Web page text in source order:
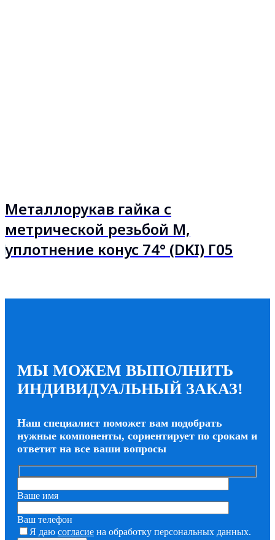
Металлорукав гайка с
метрической резьбой М,
уплотнение конус 74° (DKI) Г05
МЫ МОЖЕМ ВЫПОЛНИТЬ
ИНДИВИДУАЛЬНЫЙ ЗАКАЗ!
Наш специалист поможет вам подобрать
нужные компоненты, сориентирует по срокам и
ответит на все ваши вопросы
Ваше имя
Ваш телефон
Я даю согласие на обработку персональных данных.